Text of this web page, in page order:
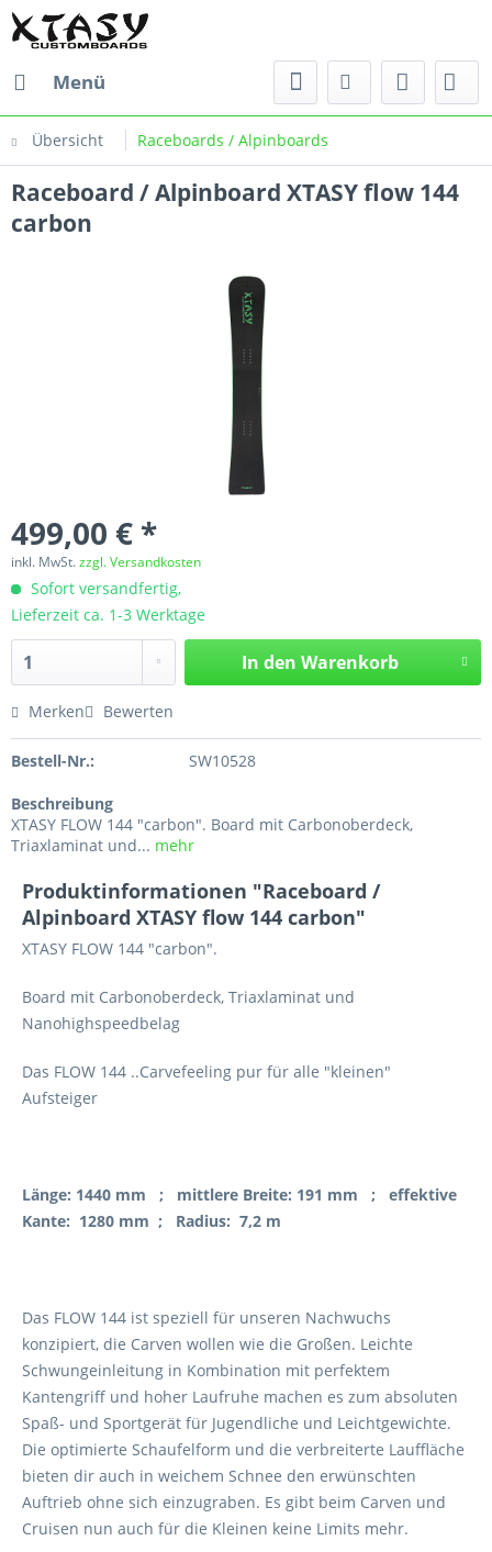
Menü
Übersicht Raceboards / Alpinboards
Raceboard / Alpinboard XTASY flow 144
carbon
499,00 € *
inkl. MwSt.zzgl. Versandkosten
Sofort versandfertig,
Lieferzeit ca. 1-3 Werktage
In den Warenkorb
Merken Bewerten
Bestell-Nr.: SW10528
Beschreibung
XTASY FLOW 144 "carbon". Board mit Carbonoberdeck,
Triaxlaminat und... mehr
Produktinformationen "Raceboard /
Alpinboard XTASY flow 144 carbon"
XTASY FLOW 144 "carbon".
Board mit Carbonoberdeck, Triaxlaminat und
Nanohighspeedbelag
Das FLOW 144 ..Carvefeeling pur für alle "kleinen"
Aufsteiger
Länge: 1440 mm ; mittlere Breite: 191 mm ; effektive
Kante: 1280 mm ; Radius: 7,2 m
Das FLOW 144 ist speziell für unseren Nachwuchs
konzipiert, die Carven wollen wie die Großen. Leichte
Schwungeinleitung in Kombination mit perfektem
Kantengriff und hoher Laufruhe machen es zum absoluten
Spaß- und Sportgerät für Jugendliche und Leichtgewichte.
Die optimierte Schaufelform und die verbreiterte Lauffläche
bieten dir auch in weichem Schnee den erwünschten
Auftrieb ohne sich einzugraben. Es gibt beim Carven und
Cruisen nun auch für die Kleinen keine Limits mehr.